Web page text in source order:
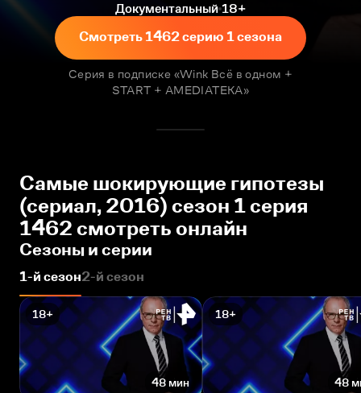
Документальный 18+
Смотреть 1462 серию 1 сезона
Серия в подписке «Wink Всё в одном +
START + AMEDIATEKA»
Самые шокирующие гипотезы
(сериал, 2016) сезон 1 серия
1462 смотреть онлайн
Сезоны и серии
1-й сезон2-й сезон
18+
48 мин
18+
48